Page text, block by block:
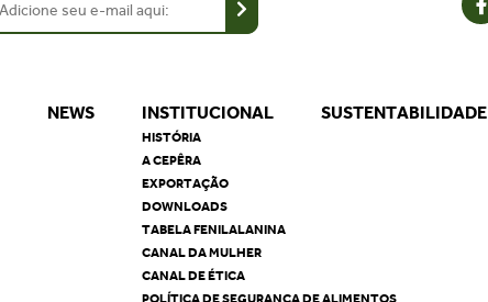
NEWS INSTITUCIONAL
HISTÓRIA
A CEPÊRA
EXPORTAÇÃO
DOWNLOADS
TABELA FENILALANINA
CANAL DA MULHER
CANAL DE ÉTICA
POLÍTICA DE SEGURANÇA DE ALIMENTOS
SUSTENTABILIDADE